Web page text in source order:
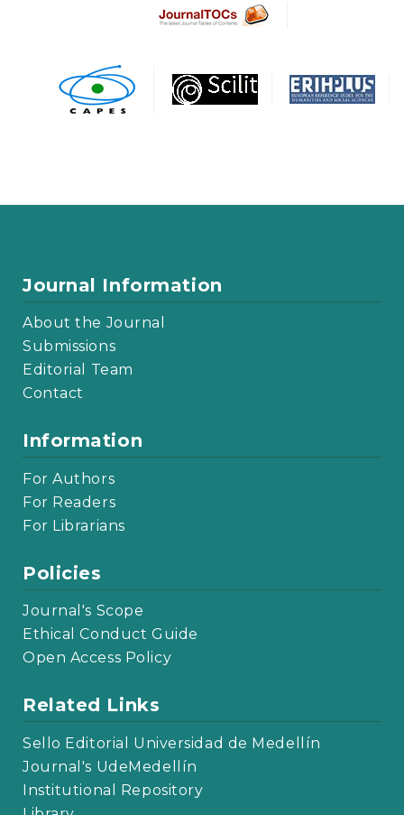
Journal Information
About the Journal
Submissions
Editorial Team
Contact
Information
For Authors
For Readers
For Librarians
Policies
Journal's Scope
Ethical Conduct Guide
Open Access Policy
Related Links
Sello Editorial Universidad de Medellín
Journal's UdeMedellín
Institutional Repository